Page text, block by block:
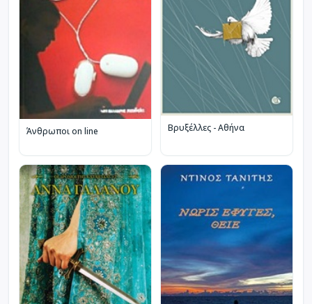
Άνθρωποι on line Βρυξέλλες - Αθήνα